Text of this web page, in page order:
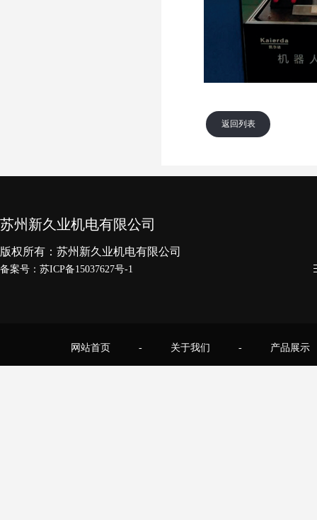
返回列表
苏州新久业机电有限公司
版权所有：苏州新久业机电有限公司
备案号： 苏ICP备15037627号-1
网站首页 - 关于我们 - 产品展示